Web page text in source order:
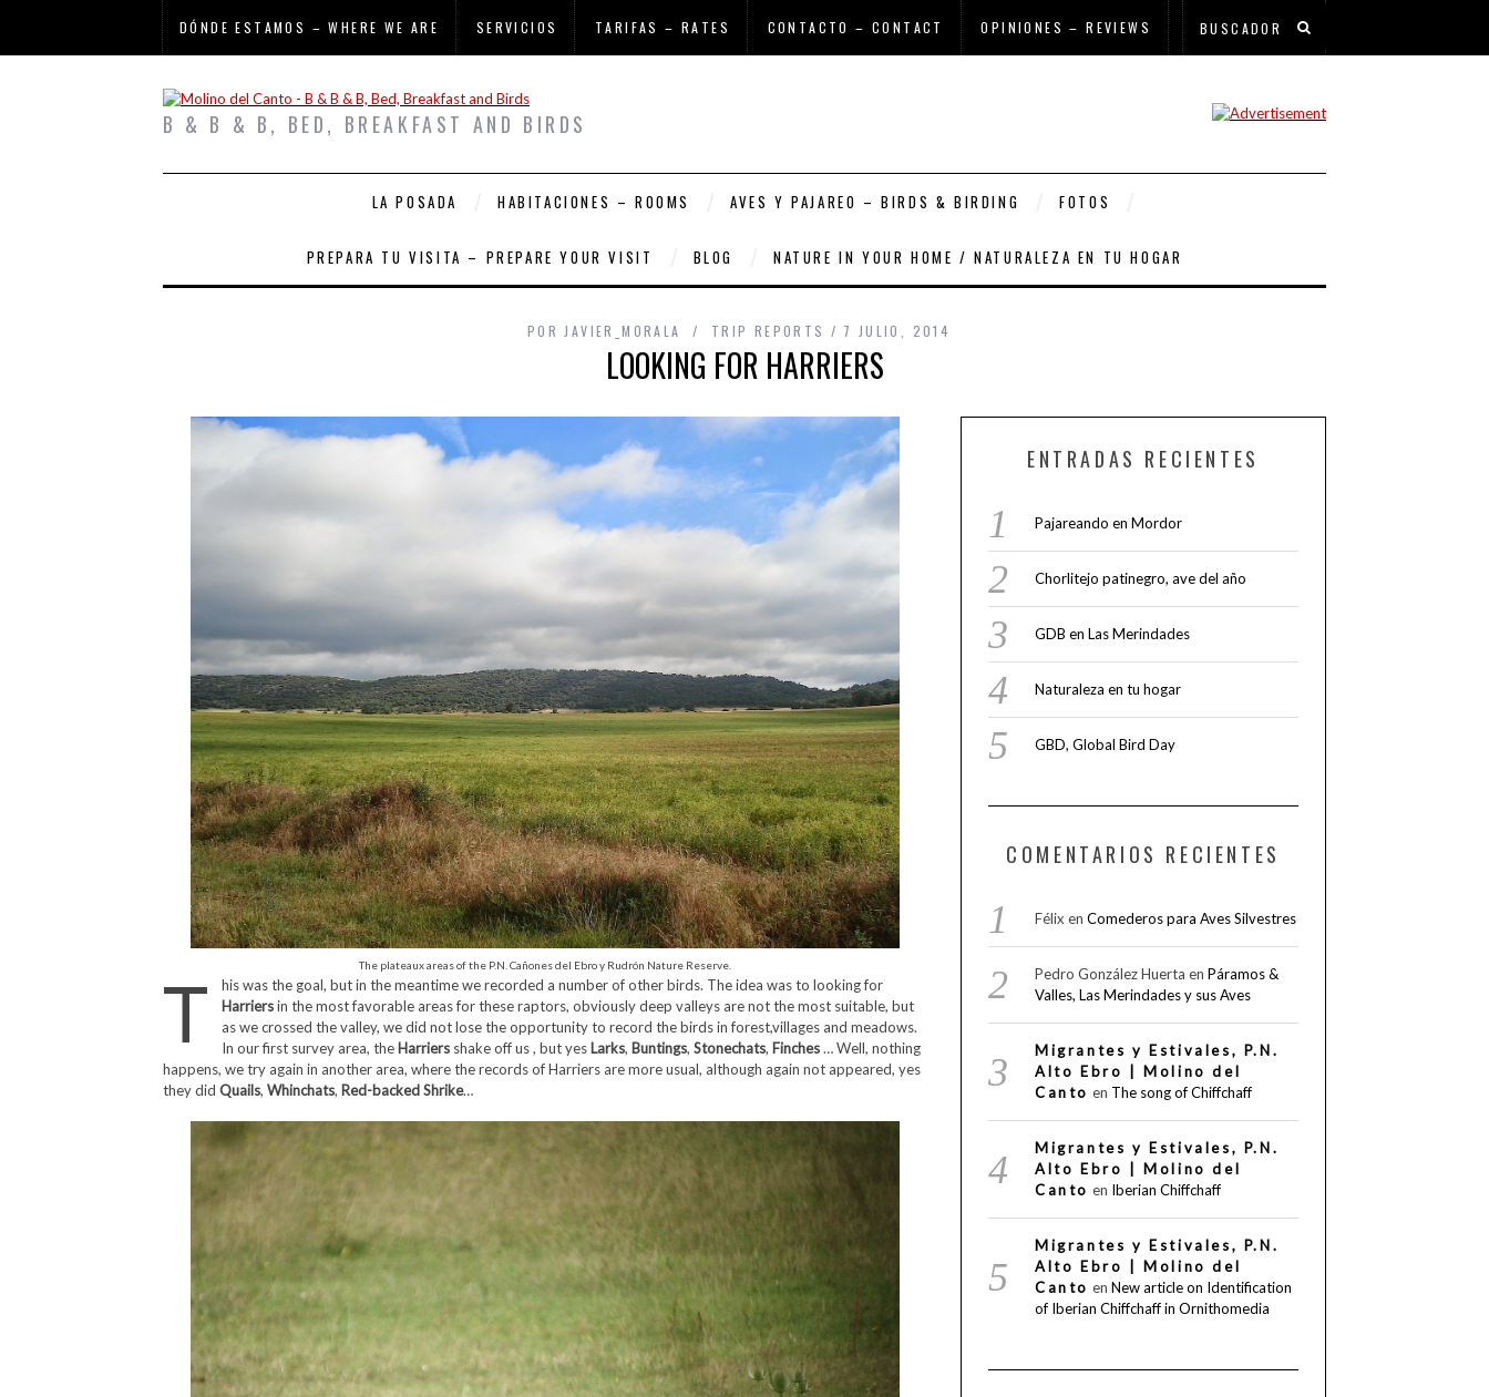
DÓNDE ESTAMOS – WHERE WE ARE SERVICIOS TARIFAS – RATES CONTACTO – CONTACT OPINIONES – REVIEWS
B & B & B, BED, BREAKFAST AND BIRDS
LA POSADA HABITACIONES – ROOMS AVES Y PAJAREO – BIRDS & BIRDING FOTOS
PREPARA TU VISITA – PREPARE YOUR VISIT BLOG NATURE IN YOUR HOME / NATURALEZA EN TU HOGAR
POR JAVIER_MORALA TRIP REPORTS 7 JULIO, 2014
LOOKING FOR HARRIERS
The plateaux areas of the P.N. Cañones del Ebro y Rudrón Nature Reserve.
T
his was the goal, but in the meantime we recorded a number of other birds. The idea was to looking for
Harriersin the most favorable areas for these raptors, obviously deep valleys are not the most suitable, but
as we crossed the valley, we did not lose the opportunity to record the birds in forest,villages and meadows.
In our first survey area, the Harriers shake off us , but yes Larks, Buntings, Stonechats, Finches… Well, nothing
happens, we try again in another area, where the records of Harriers are more usual, although again not appeared, yes
they did Quails, Whinchats, Red-backed Shrike…
ENTRADAS RECIENTES
Pajareando en Mordor
Chorlitejo patinegro, ave del año
GDB en Las Merindades
Naturaleza en tu hogar
GBD, Global Bird Day
COMENTARIOS RECIENTES
Félix en Comederos para Aves Silvestres
Pedro González Huerta en Páramos &
Valles, Las Merindades y sus Aves
Migrantes y Estivales, P.N.
Alto Ebro | Molino del
Canto en The song of Chiffchaff
Migrantes y Estivales, P.N.
Alto Ebro | Molino del
Canto en Iberian Chiffchaff
Migrantes y Estivales, P.N.
Alto Ebro | Molino del
Canto en New article on Identification
of Iberian Chiffchaff in Ornithomedia